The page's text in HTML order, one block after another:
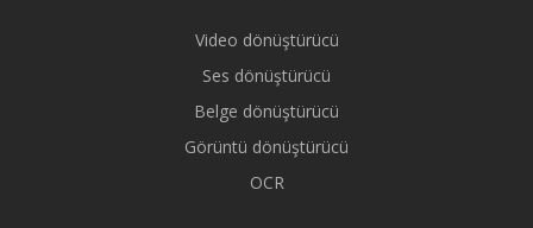
Video dönüştürücü
Ses dönüştürücü
Belge dönüştürücü
Görüntü dönüştürücü
OCR